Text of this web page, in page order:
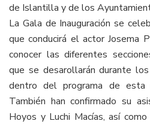
de Islantilla y de los
La Gala de Inauguración se
que conducirá el actor Josema
conocer las diferentes
que se desarollarán durante
dentro del programa de esta
También han confirmado su
Hoyos y Luchi Macías, así